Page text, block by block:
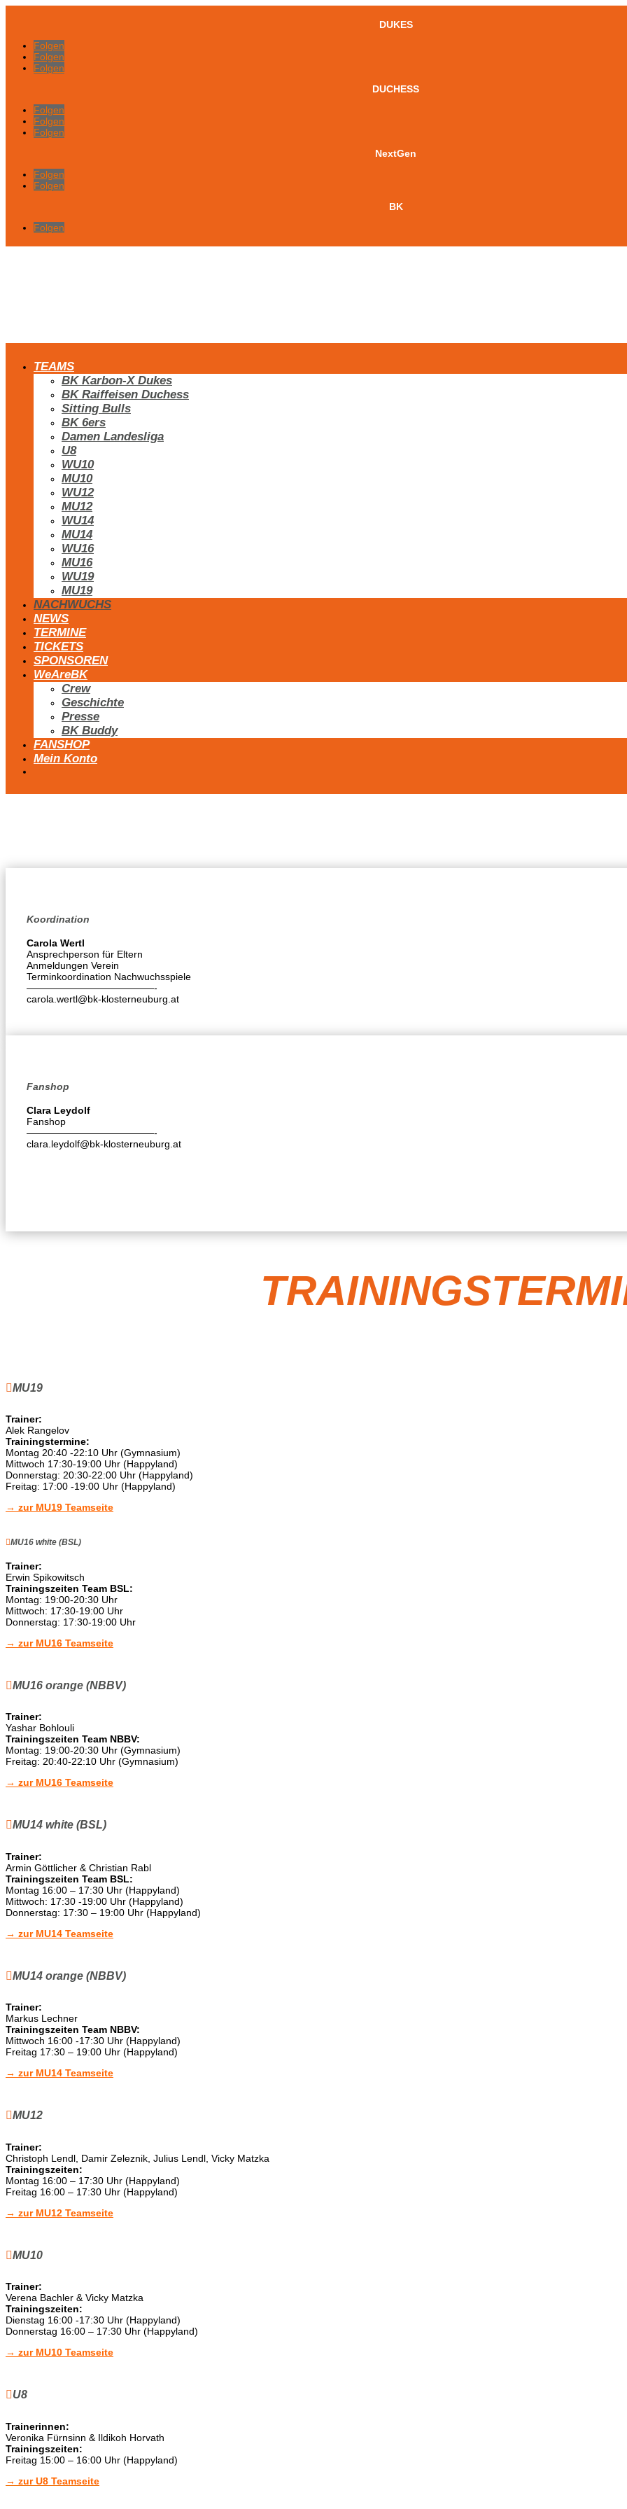
DUKES
Folgen
Folgen
Folgen
DUCHESS
Folgen
Folgen
Folgen
NextGen
Folgen
Folgen
BK
Folgen
TEAMS
BK Karbon-X Dukes
BK Raiffeisen Duchess
Sitting Bulls
BK 6ers
Damen Landesliga
U8
WU10
MU10
WU12
MU12
WU14
MU14
WU16
MU16
WU19
MU19
NACHWUCHS
NEWS
TERMINE
TICKETS
SPONSOREN
WeAreBK
Crew
Geschichte
Presse
BK Buddy
FANSHOP
Mein Konto
Koordination
Carola Wertl
Ansprechperson für Eltern
Anmeldungen Verein
Terminkoordination Nachwuchsspiele
—————————————-
carola.wertl@bk-klosterneuburg.at
Fanshop
Clara Leydolf
Fanshop
—————————————-
clara.leydolf@bk-klosterneuburg.at
MU19
Trainer:
Alek Rangelov
Trainingstermine:
Montag 20:40 -22:10 Uhr (Gymnasium)
Mittwoch 17:30-19:00 Uhr (Happyland)
Donnerstag: 20:30-22:00 Uhr (Happyland)
Freitag: 17:00 -19:00 Uhr (Happyland)
→ zur MU19 Teamseite
MU16 white (BSL)
Trainer:
Erwin Spikowitsch
Trainingszeiten Team BSL:
Montag: 19:00-20:30 Uhr
Mittwoch: 17:30-19:00 Uhr
Donnerstag: 17:30-19:00 Uhr
→ zur MU16 Teamseite
MU16 orange (NBBV)
Trainer:
Yashar Bohlouli
Trainingszeiten Team NBBV:
Montag: 19:00-20:30 Uhr (Gymnasium)
Freitag: 20:40-22:10 Uhr (Gymnasium)
→ zur MU16 Teamseite
MU14 white (BSL)
Trainer:
Armin Göttlicher & Christian Rabl
Trainingszeiten Team BSL:
Montag 16:00 – 17:30 Uhr (Happyland)
Mittwoch: 17:30 -19:00 Uhr (Happyland)
Donnerstag: 17:30 – 19:00 Uhr (Happyland)
→ zur MU14 Teamseite
MU14 orange (NBBV)
Trainer:
Markus Lechner
Trainingszeiten Team NBBV:
Mittwoch 16:00 -17:30 Uhr (Happyland)
Freitag 17:30 – 19:00 Uhr (Happyland)
→ zur MU14 Teamseite
MU12
Trainer:
Christoph Lendl, Damir Zeleznik, Julius Lendl, Vicky Matzka
Trainingszeiten:
Montag 16:00 – 17:30 Uhr (Happyland)
Freitag 16:00 – 17:30 Uhr (Happyland)
→ zur MU12 Teamseite
MU10
Trainer:
Verena Bachler & Vicky Matzka
Trainingszeiten:
Dienstag 16:00 -17:30 Uhr (Happyland)
Donnerstag 16:00 – 17:30 Uhr (Happyland)
→ zur MU10 Teamseite
U8
Trainerinnen:
Veronika Fürnsinn & Ildikoh Horvath
Trainingszeiten:
Freitag 15:00 – 16:00 Uhr (Happyland)
→ zur U8 Teamseite